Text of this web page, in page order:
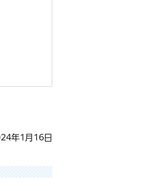
年1月16日